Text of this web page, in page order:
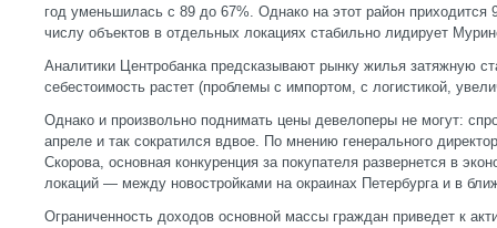
год уменьшилась с 89 до 67%. Однако на этот район приходится
числу объектов в отдельных локациях стабильно лидирует
Аналитики Центробанка предсказывают рынку жилья затяжную
себестоимость растет (проблемы с импортом, с логистикой,
Однако и произвольно поднимать цены девелоперы не могут:
апреле и так сократился вдвое. По мнению генерального
Скорова, основная конкуренция за покупателя развернется в
локаций — между новостройками на окраинах Петербурга и в
Ограниченность доходов основной массы граждан приведет к